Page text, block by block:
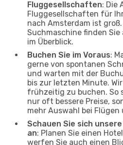
Fluggesellschaften: Die
Fluggesellschaften für
nach Amsterdam ist
Suchmaschine finden
im Überblick.
Buchen Sie im Voraus:
gerne von spontanen
und warten mit der
bis zur letzten Minute.
frühzeitig zu buchen. So
nur oft bessere Preise,
mehr Auswahl bei
Schauen Sie sich
an: Planen Sie einen
werfen Sie auch einen